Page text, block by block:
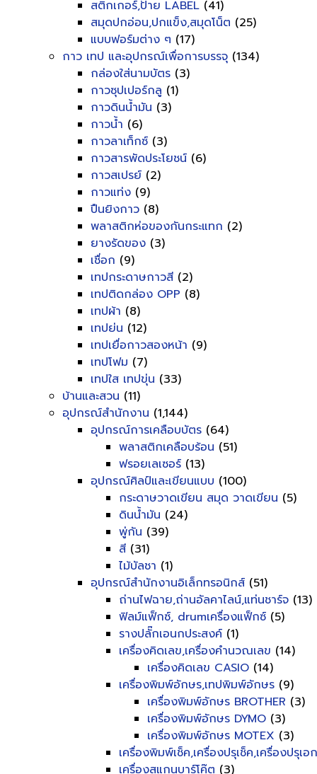
สติกเกอร์,ป้าย LABEL (41)
สมุดปกอ่อน,ปกแข็ง,สมุดโน็ต (25)
แบบฟอร์มต่าง ๆ (17)
กาว เทป และอุปกรณ์เพื่อการบรรจุ (134)
กล่องใส่นามบัตร (3)
กาวซุปเปอร์กลู (1)
กาวดินน้ำมัน (3)
กาวน้ำ (6)
กาวลาเท็กซ์ (3)
กาวสารพัดประโยชน์ (6)
กาวสเปรย์ (2)
กาวแท่ง (9)
ปืนยิงกาว (8)
พลาสติกห่อของกันกระแทก (2)
ยางรัดของ (3)
เชื่อก (9)
เทปกระดาษกาวสี (2)
เทปติดกล่อง OPP (8)
เทปผ้า (8)
เทปย่น (12)
เทปเยื่อกาวสองหน้า (9)
เทปโฟม (7)
เทปใส เทปขุ่น (33)
บ้านและสวน (11)
อุปกรณ์สำนักงาน (1,144)
อุปกรณ์การเคลือบบัตร (64)
พลาสติกเคลือบร้อน (51)
ฟรอยเลเซอร์ (13)
อุปกรณ์ศิลป์และเขียนแบบ (100)
กระดาษวาดเขียน สมุด วาดเขียน (5)
ดินน้ำมัน (24)
พู่กัน (39)
สี (31)
ไม้บัลชา (1)
อุปกรณ์สำนักงานอิเล็กทรอนิกส์ (51)
ถ่านไฟฉาย,ถ่านอัลคาไลน์,แท่นชาร์จ (13)
ฟิลม์แฟ็กซ์, drumเครื่องแฟ็กซ์ (5)
รางปลั๊กเอนกประสงค์ (1)
เครื่องคิดเลข,เครื่องคำนวณเลข (14)
เครื่องคิดเลข CASIO (14)
เครื่องพิมพ์อักษร,เทปพิมพ์อักษร (9)
เครื่องพิมพ์อักษร BROTHER (3)
เครื่องพิมพ์อักษร DYMO (3)
เครื่องพิมพ์อักษร MOTEX (3)
เครื่องพิมพ์เช็ค,เครื่องปรุเช็ค,เครื่องปรุเอ
เครื่องสแกนบาร์โค๊ต (3)